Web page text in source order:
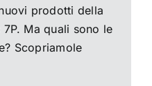
prodotti della
Ma quali sono le
Scopriamole